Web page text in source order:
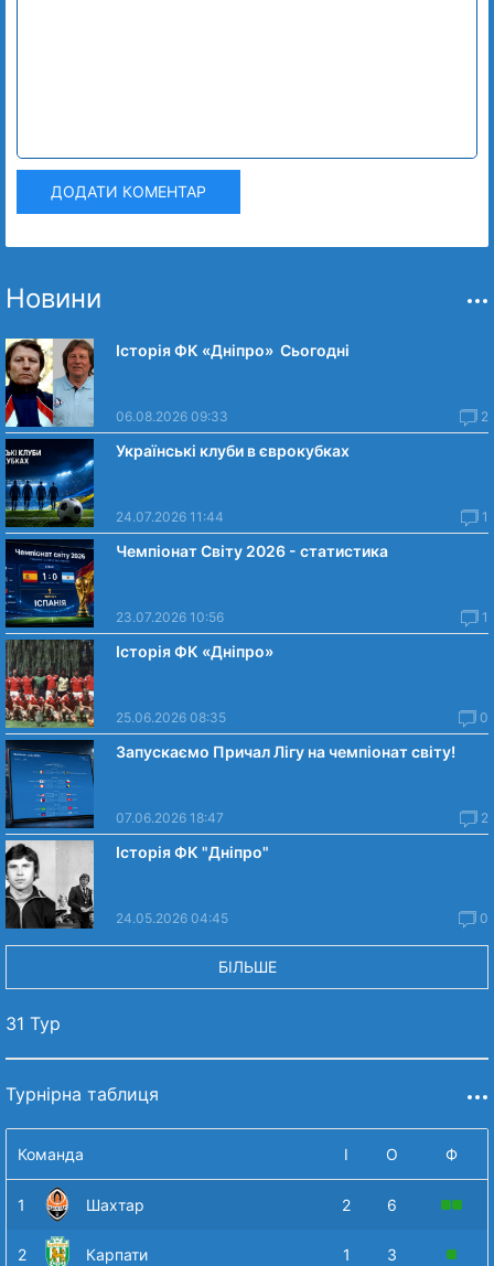
ДОДАТИ КОМЕНТАР
Новини
Історія ФК «Дніпро» Сьогодні
06.08.2026 09:33 2
Українські клуби в єврокубках
24.07.2026 11:44 1
Чемпіонат Світу 2026 - статистика
23.07.2026 10:56 1
Історія ФК «Дніпро»
25.06.2026 08:35 0
Запускаємо Причал Лігу на чемпіонат світу!
07.06.2026 18:47 2
Історія ФК "Дніпро"
24.05.2026 04:45 0
БІЛЬШЕ
31 Тур
Турнірна таблиця
Команда І О Ф
1 Шахтар 2 6
2 Карпати 1 3